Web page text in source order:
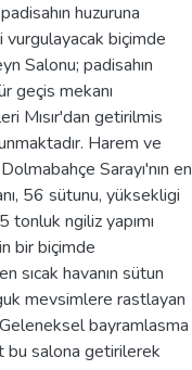
huzuruna
vurgulayacak biçimde
Salonu; padisahın
geçis mekanı
Mısır'dan getirilmis
Harem ve
Sarayı'nın en
56 sütunu, yüksekligi
ngiliz yapımı
bir biçimde
sıcak havanın sütun
mevsimlere rastlayan
bayramlasma
bu salona getirilerek